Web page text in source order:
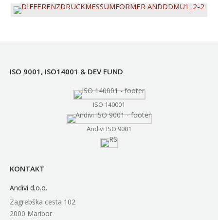
ISO 9001, ISO14001 & DEV FUND
ISO 140001
Andivi ISO 9001
KONTAKT
Andivi d.o.o.
Zagrebška cesta 102
2000 Maribor